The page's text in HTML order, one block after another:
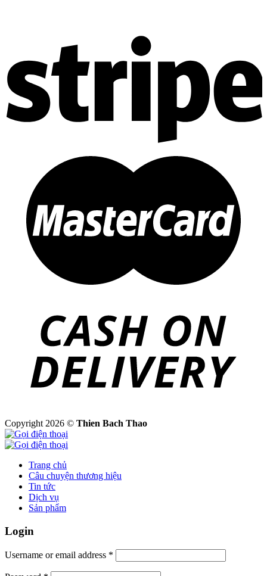
Copyright 2026 © Thien Bach Thao
Trang chủ
Câu chuyện thương hiệu
Tin tức
Dịch vụ
Sản phẩm
Login
Username or email address *